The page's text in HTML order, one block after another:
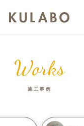
Works
施工事例